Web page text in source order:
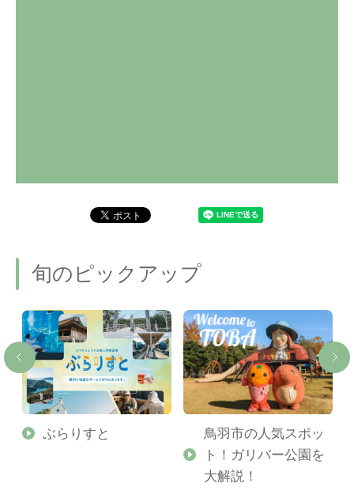
旬のピックアップ
ぶらりすと
鳥羽市の人気スポッ
ト！ガリバー公園を
大解説！